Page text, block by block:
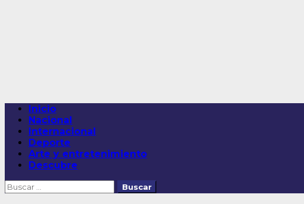
Menú
principal
Inicio
Nacional
Internacional
Deporte
Arte y entretenimiento
Descubre
Buscar: